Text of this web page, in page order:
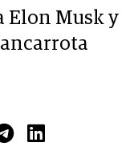
Elon Musk y